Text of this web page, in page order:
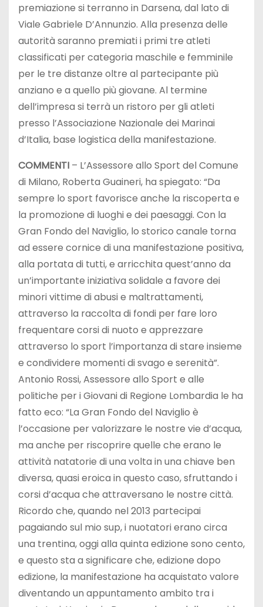
premiazione si terranno in Darsena, dal lato di
Viale Gabriele D’Annunzio. Alla presenza delle
autorità saranno premiati i primi tre atleti
classificati per categoria maschile e femminile
per le tre distanze oltre al partecipante più
anziano e a quello più giovane. Al termine
dell’impresa si terrà un ristoro per gli atleti
presso l’Associazione Nazionale dei Marinai
d’Italia, base logistica della manifestazione.
COMMENTI – L’Assessore allo Sport del Comune
di Milano, Roberta Guaineri, ha spiegato: “Da
sempre lo sport favorisce anche la riscoperta e
la promozione di luoghi e dei paesaggi. Con la
Gran Fondo del Naviglio, lo storico canale torna
ad essere cornice di una manifestazione positiva,
alla portata di tutti, e arricchita quest’anno da
un’importante iniziativa solidale a favore dei
minori vittime di abusi e maltrattamenti,
attraverso la raccolta di fondi per fare loro
frequentare corsi di nuoto e apprezzare
attraverso lo sport l’importanza di stare insieme
e condividere momenti di svago e serenità”.
Antonio Rossi, Assessore allo Sport e alle
politiche per i Giovani di Regione Lombardia le ha
fatto eco: “La Gran Fondo del Naviglio è
l’occasione per valorizzare le nostre vie d’acqua,
ma anche per riscoprire quelle che erano le
attività natatorie di una volta in una chiave ben
diversa, quasi eroica in questo caso, sfruttando i
corsi d’acqua che attraversano le nostre città.
Ricordo che, quando nel 2013 partecipai
pagaiando sul mio sup, i nuotatori erano circa
una trentina, oggi alla quinta edizione sono cento,
e questo sta a significare che, edizione dopo
edizione, la manifestazione ha acquistato valore
diventando un appuntamento ambito tra i